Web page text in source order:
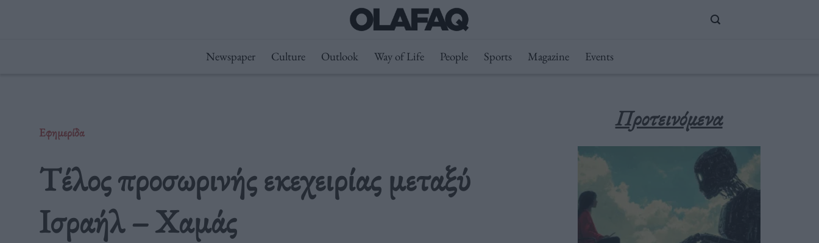
Newspaper Culture Outlook Way of Life People Sports Magazine Events
Εφημερίδα
Τέλος προσωρινής εκεχειρίας μεταξύ
Ισραήλ – Χαμάς
Προτεινόμενα